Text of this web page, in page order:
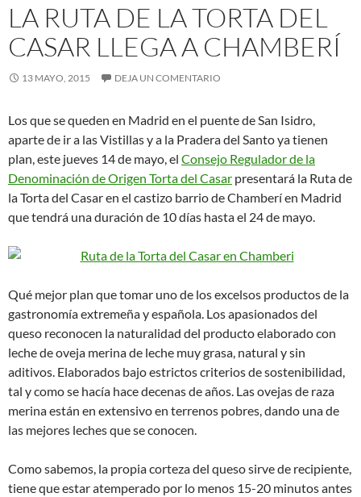
LA RUTA DE LA TORTA DEL
CASAR LLEGA A CHAMBERÍ
13 MAYO, 2015 DEJA UN COMENTARIO
Los que se queden en Madrid en el puente de San Isidro,
aparte de ir a las Vistillas y a la Pradera del Santo ya tienen
plan, este jueves 14 de mayo, el Consejo Regulador de la
Denominación de Origen Torta del Casar presentará la Ruta de
la Torta del Casar en el castizo barrio de Chamberí en Madrid
que tendrá una duración de 10 días hasta el 24 de mayo.
Qué mejor plan que tomar uno de los excelsos productos de la
gastronomía extremeña y española. Los apasionados del
queso reconocen la naturalidad del producto elaborado con
leche de oveja merina de leche muy grasa, natural y sin
aditivos. Elaborados bajo estrictos criterios de sostenibilidad,
tal y como se hacía hace decenas de años. Las ovejas de raza
merina están en extensivo en terrenos pobres, dando una de
las mejores leches que se conocen.
Como sabemos, la propia corteza del queso sirve de recipiente,
tiene que estar atemperado por lo menos 15-20 minutos antes